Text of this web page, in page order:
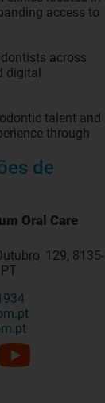
access to
across
digital
talent and
through
de
Oral Care
129, 8135-